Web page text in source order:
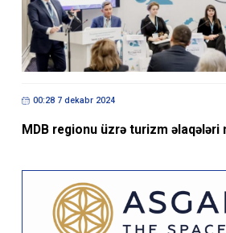
00:28 7 dekabr 2024
MDB regionu üzrə turizm əlaqələri